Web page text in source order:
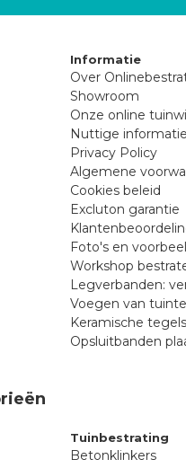
Informatie
Over
Showroom
Onze online
Nuttige informatie
Privacy Policy
Algemene
Cookies beleid
Excluton garantie
Foto's en
Workshop
Legverbanden:
Voegen van
Keramische
Opsluitbanden
Tuinbestrating
Betonklinkers